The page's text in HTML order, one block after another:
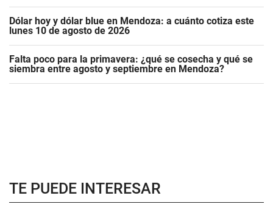
Dólar hoy y dólar blue en Mendoza: a cuánto cotiza este
lunes 10 de agosto de 2026
Falta poco para la primavera: ¿qué se cosecha y qué se
siembra entre agosto y septiembre en Mendoza?
TE PUEDE INTERESAR